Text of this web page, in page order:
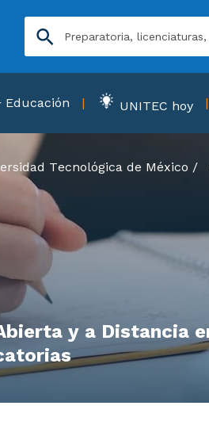
Educación UNITEC hoy
Tecnológica de México /
y a Distancia